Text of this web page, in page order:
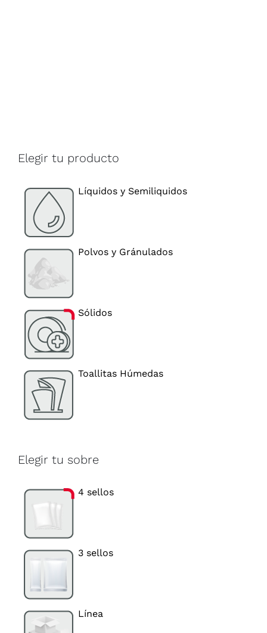
Elegir tu producto
Líquidos y Semiliquidos
Polvos y Gránulados
Sólidos
Toallitas Húmedas
Elegir tu sobre
4 sellos
3 sellos
Línea